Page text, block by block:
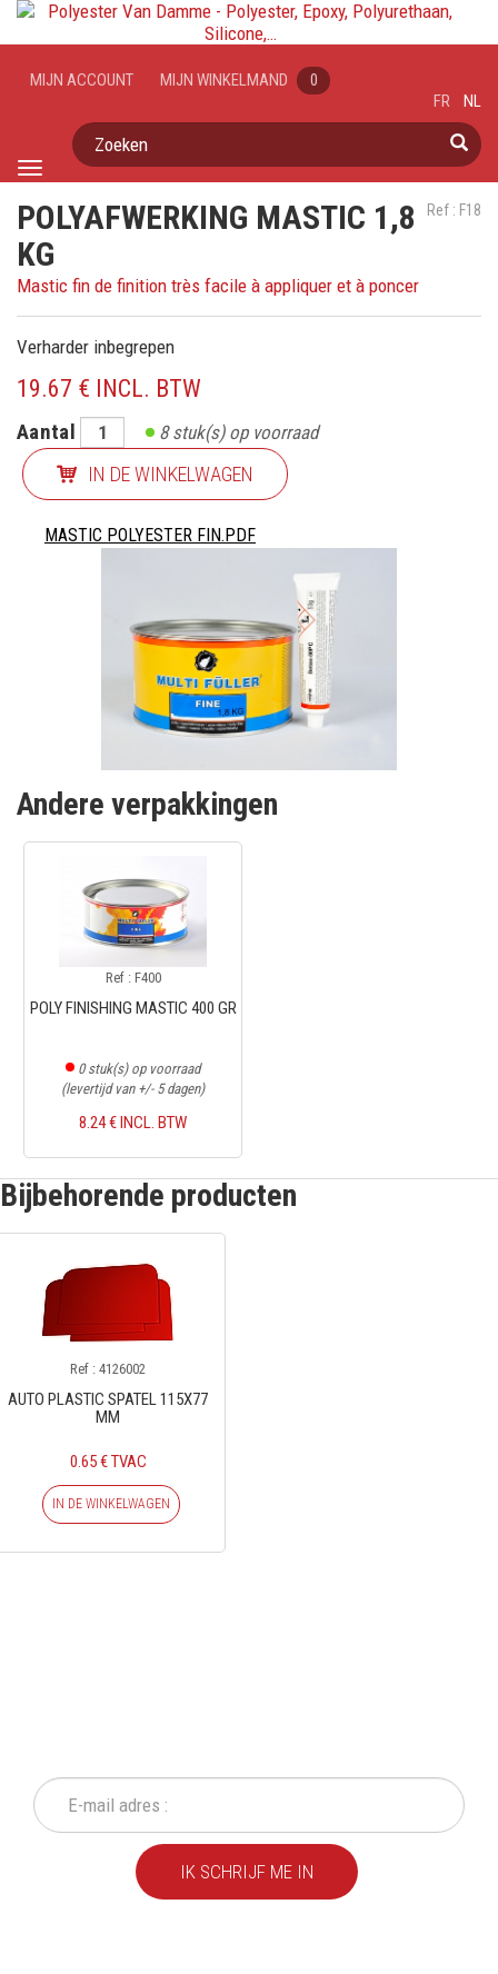
Toggle
MIJN ACCOUNT MIJN WINKELMAND 0
Zoeken
FR NL
Ref : F18
POLYAFWERKING MASTIC 1,8
KG
Mastic fin de finition très facile à appliquer et à poncer
Verharder inbegrepen
19.67 € INCL. BTW
Aantal 8stuk(s) op voorraad
IN DE WINKELWAGEN
MASTIC POLYESTER FIN.PDF
Andere verpakkingen
Ref : F400
POLY FINISHING MASTIC 400 GR
0stuk(s) op voorraad
(levertijd van +/- 5 dagen)
8.24 € INCL. BTW
Bijbehorende producten
Ref : 4126002
AUTO PLASTIC SPATEL 115X77
MM
0.65 € TVAC
IN DE WINKELWAGEN
IK SCHRIJF ME IN